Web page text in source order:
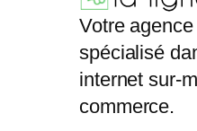
Votre
spécialisé
internet sur-
commerce.